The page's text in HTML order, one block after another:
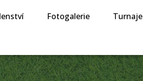
Fotogalerie Turnaje